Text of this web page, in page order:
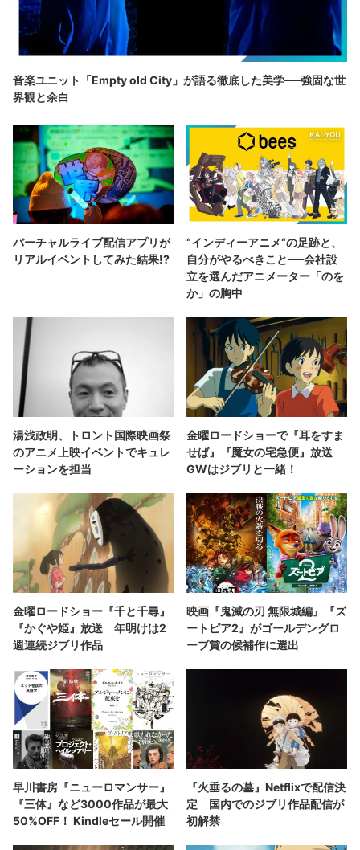
音楽ユニット「Empty old City」が語る徹底した美学──強固な世
界観と余白
バーチャルライブ配信アプリが
リアルイベントしてみた結果!?
“インディーアニメ“の足跡と、
自分がやるべきこと──会社設
立を選んだアニメーター「のを
か」の胸中
湯浅政明、トロント国際映画祭
のアニメ上映イベントでキュレ
ーションを担当
金曜ロードショーで『耳をすま
せば』『魔女の宅急便』放送
GWはジブリと一緒！
金曜ロードショー『千と千尋』
『かぐや姫』放送 年明けは2
週連続ジブリ作品
映画『鬼滅の刃 無限城編』『ズ
ートピア2』がゴールデングロ
ーブ賞の候補作に選出
早川書房『ニューロマンサー』
『三体』など3000作品が最大
50%OFF！ Kindleセール開催
『火垂るの墓』Netflixで配信決
定 国内でのジブリ作品配信が
初解禁